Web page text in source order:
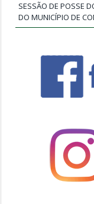
SESSÃO DE POSSE
DO MUNICÍPIO DE